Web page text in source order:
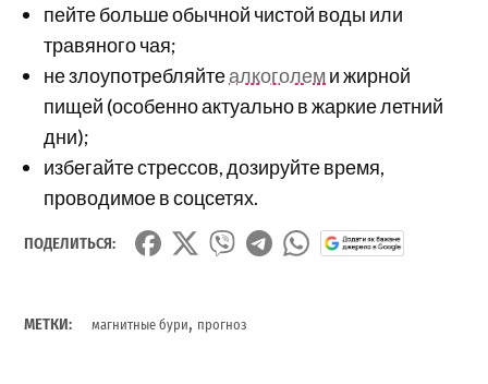
пейте больше обычной чистой воды или
травяного чая;
не злоупотребляйтеалкоголем и жирной
пищей (особенно актуально в жаркие летний
дни);
избегайте стрессов, дозируйте время,
проводимое в соцсетях.
ПОДЕЛИТЬСЯ:
МЕТКИ: магнитные бури, прогноз